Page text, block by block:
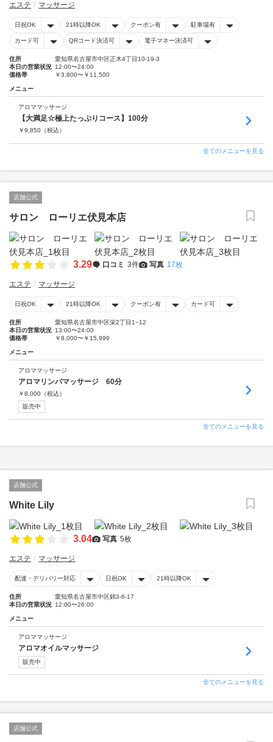
エステ マッサージ
日祝OK 21時以降OK クーポン有 駐車場有
カード可 QRコード決済可 電子マネー決済可
住所
愛知県名古屋市中区正木4丁目10-19-3
本日の営業状況 12:00〜24:00
価格帯
￥3,800〜￥11,500
メニュー
アロママッサージ
【大満足☆極上たっぷりコース】100分
￥9,850 （税込）
全てのメニューを見る
店舗公式
サロン ローリエ伏見本店
3.29 口コミ 3件 写真 17枚
エステ マッサージ
日祝OK 21時以降OK クーポン有 カード可
住所
愛知県名古屋市中区栄2丁目1−12
本日の営業状況 13:00〜24:00
価格帯
￥8,000〜￥15,999
メニュー
アロママッサージ
アロマリンパマッサージ 60分
￥8,000 （税込）
販売中
全てのメニューを見る
店舗公式
White Lily
3.04 写真 5枚
エステ マッサージ
配達・デリバリー対応 日祝OK 21時以降OK
住所
愛知県名古屋市中区錦3-6-17
本日の営業状況 12:00〜26:00
メニュー
アロママッサージ
アロマオイルマッサージ
販売中
全てのメニューを見る
店舗公式